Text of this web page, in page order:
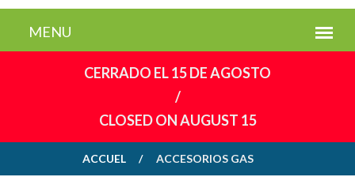
CERRADO EL 15 DE AGOSTO
/
CLOSED ON AUGUST 15
ACCUEL ACCESORIOS GAS